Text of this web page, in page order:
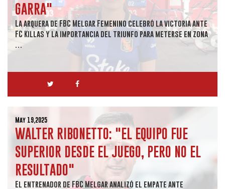
GARRA"
La arquera de FBC Melgar Femenino celebró la victoria ante
FC Killas y la importancia del triunfo para meterse en zona
May 19,2025
WALTER RIBONETTO: "EL EQUIPO FUE
SUPERIOR DESDE EL JUEGO, PERO NO EL
RESULTADO"
El entrenador de FBC Melgar analizó el empate ante